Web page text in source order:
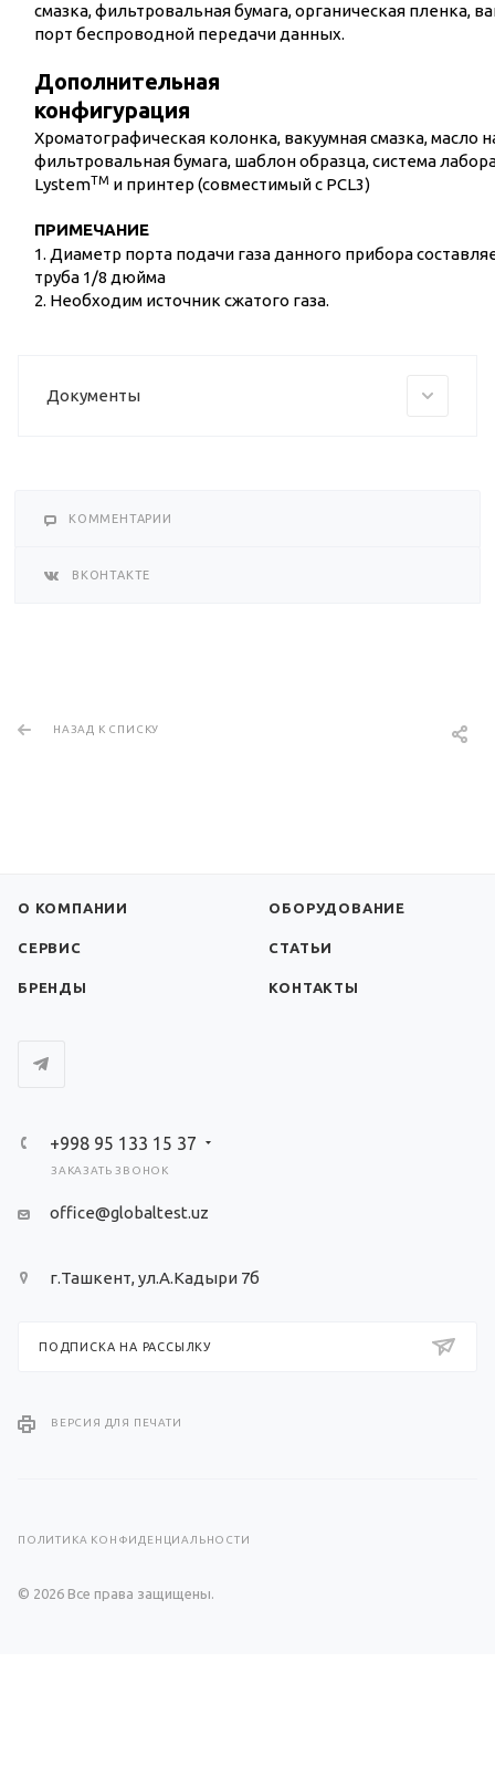
смазка, фильтровальная бумага, органическая пленка,
порт беспроводной передачи данных.
Дополнительная
конфигурация
Хроматографическая колонка, вакуумная смазка, масло
фильтровальная бумага, шаблон образца, система
LystemTM и принтер (совместимый с PCL3)
ПРИМЕЧАНИЕ
1. Диаметр порта подачи газа данного прибора
труба 1/8 дюйма
2. Необходим источник сжатого газа.
Документы
КОММЕНТАРИИ
ВКОНТАКТЕ
НАЗАД К СПИСКУ
О КОМПАНИИ ОБОРУДОВАНИЕ
СЕРВИС СТАТЬИ
БРЕНДЫ КОНТАКТЫ
+998 95 133 15 37
ЗАКАЗАТЬ ЗВОНОК
office@globaltest.uz
г.Ташкент, ул.А.Кадыри 7б
ПОДПИСКА НА РАССЫЛКУ
ВЕРСИЯ ДЛЯ ПЕЧАТИ
ПОЛИТИКА КОНФИДЕНЦИАЛЬНОСТИ
© 2026 Все права защищены.